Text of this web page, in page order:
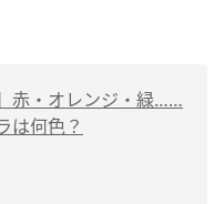
赤・オレンジ・緑……
は何色？